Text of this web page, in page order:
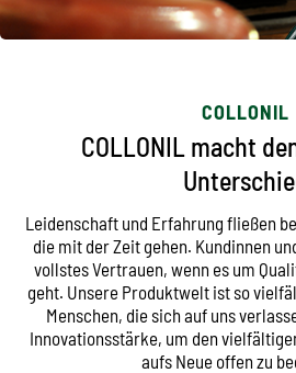
COLLONIL
COLLONIL macht
Leidenschaft und Erfahrung fließen
die mit der Zeit gehen. Kundinnen
vollstes Vertrauen, wenn es um
geht. Unsere Produktwelt ist so
Menschen, die sich auf uns
Innovationsstärke, um den
aufs Neue offen zu